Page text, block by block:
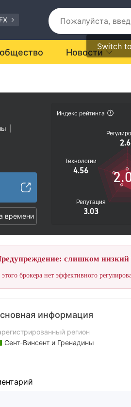
Switch
Новости
времени
Индекс рейтинга
Технологии
4.56
Репутация
3.03
слишком
брокера нет эффективного
информация
регион
Сент-Винсент и Гренадины